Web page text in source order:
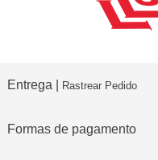
Entrega | Rastrear Pedido
Formas de pagamento